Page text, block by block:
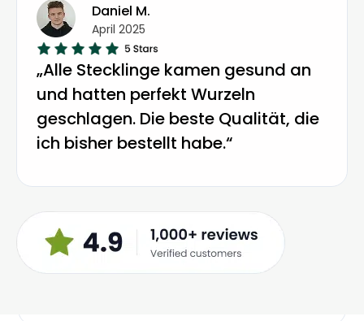
Auto Forbidden Cherry
29,95
Daniel M.
April 2025
„Alle Stecklinge kamen gesund an
und hatten perfekt Wurzeln
geschlagen. Die beste Qualität, die
ich bisher bestellt habe.“